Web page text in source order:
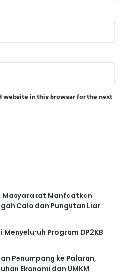
website in this browser for the next
Masyarakat Manfaatkan
Calo dan Pungutan Liar
Menyeluruh Program DP2KB
Penumpang ke Palaran,
Ekonomi dan UMKM